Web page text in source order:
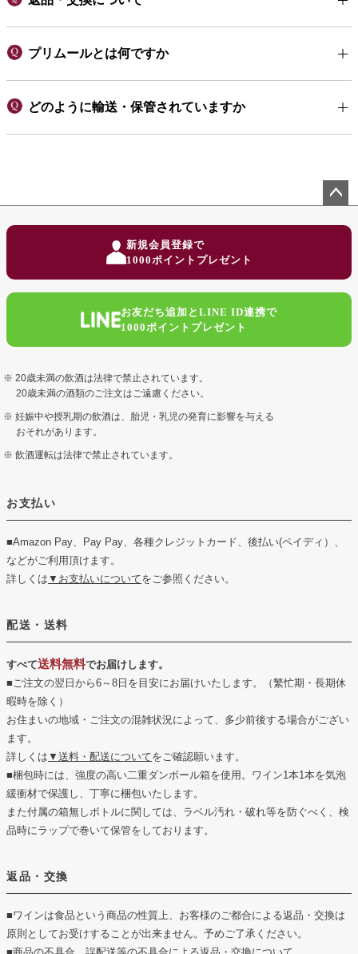
プリムールとは何ですか
どのように輸送・保管されていますか
新規会員登録で
1000ポイントプレゼント
お友だち追加とLINE ID連携で
1000ポイントプレゼント
20歳未満の飲酒は法律で禁止されています。
20歳未満の酒類のご注文はご遠慮ください。
妊娠中や授乳期の飲酒は、胎児・乳児の発育に影響を与える
おそれがあります。
飲酒運転は法律で禁止されています。
お支払い
■Amazon Pay、Pay Pay、各種クレジットカード、後払い(ペイディ）、
などがご利用頂けます。
詳しくは ▼お支払いについてをご参照ください。
配送・送料
すべて送料無料でお届けします。
■ご注文の翌日から6～8日を目安にお届けいたします。（繁忙期・長期休
暇時を除く）
お住まいの地域・ご注文の混雑状況によって、多少前後する場合がござい
ます。
詳しくは ▼送料・配送についてをご確認願います。
■梱包時には、強度の高い二重ダンボール箱を使用。ワイン1本1本を気泡
緩衝材で保護し、丁寧に梱包いたします。
また付属の箱無しボトルに関しては、ラベル汚れ・破れ等を防ぐべく、検
品時にラップで巻いて保管をしております。
返品・交換
■ワインは食品という商品の性質上、お客様のご都合による返品・交換は
原則としてお受けすることが出来ません。予めご了承ください。
■商品の不具合、誤配送等の不具合による返品・交換について